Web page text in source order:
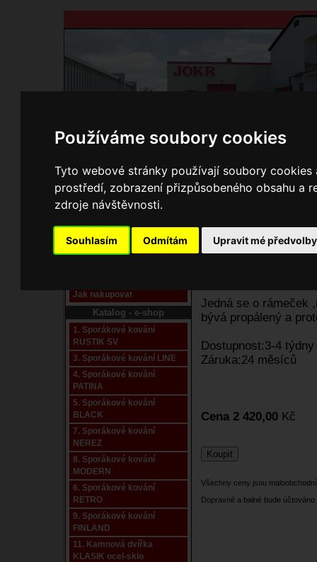
Používáme soubory cookies
Tyto webové stránky používají soubory
prostředí, zobrazení přizpůsobeného obsahu a
zdroje návštěvnosti.
Souhlasím Odmítám Upravit mé předvolby
Domů Kontakty Přihlášení Ke
Pracoviště laser
Nové pracoviště firmy
Jak nakupovat
Katalog - e-shop
1. Sporákové kování
RUSTIK SV
3. Sporákové kování LINE
4. Sporákové kování
PATINA
5. Sporákové kování
BLACK
7. Sporákové kování
NEREZ
8. Sporákové kování
MODERN
6. Sporákové kování
RETRO
9. Sporákové kování
FINLAND
11. Kamnová dvířka
KLASIK ocel-sklo
E-shop JOKR
01170127
Jedná se o rámeček
bývá propálený a
Dostupnost:3-4 týdny
Záruka:24 měsíců
Cena 2 420,00 Kč
Všechny ceny jsou
Dopravné a balné bude